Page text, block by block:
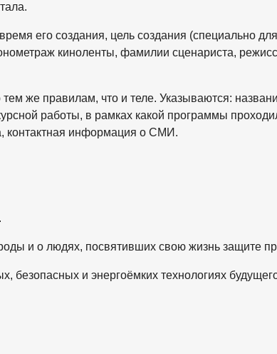
его создания, цель создания (специально для
киноленты, фамилии сценариста,
же правилам, что и теле. Указываются:
работы, в рамках какой программы
контактная информация о СМИ.
и о людях, посвятивших свою жизнь защите
безопасных и энергоёмких технологиях